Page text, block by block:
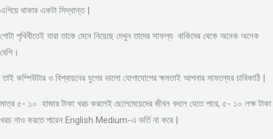
এগিয়ে থাকার একটা সিদ্ধান্ত |
গোটা পৃথিবীতেই যারা তাকে মেনে নিয়েছে দেখুন তাদের সাফল্য বাকিদের থেকে অনেক অনেক
বেশি।
তাই কম্পিউটার ও বিশ্বায়নের যুগের ভালো যোগাযোগের ক্ষমতাই আপনার সাফল্যের চাবিকাঠি |
মাত্র ৫- ১০ হাজার টাকা খরচ করলেই ছেলেমেয়েদের জীবন বদলে যেতে পারে, ৫- ১০ লক্ষ টাকা
খরচ নাও করতে পারেন English Medium-এ ভর্তি না করে |